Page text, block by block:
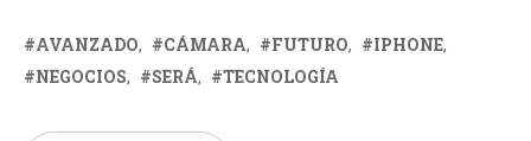
AVANZADO CÁMARA FUTURO
IPHONE
NEGOCIOS
SERÁ TECNOLOGÍA